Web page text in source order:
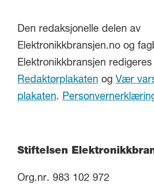
Den redaksjonelle delen av
Elektronikkbransjen.no og
Elektronikkbransjen
Redaktørplakaten og Vær
plakaten.
Stiftelsen
Org.nr. 983 102 972